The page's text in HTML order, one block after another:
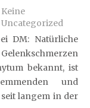
Keine
Uncategorized
DM: Natürliche
bekannt, ist
und
langem in der